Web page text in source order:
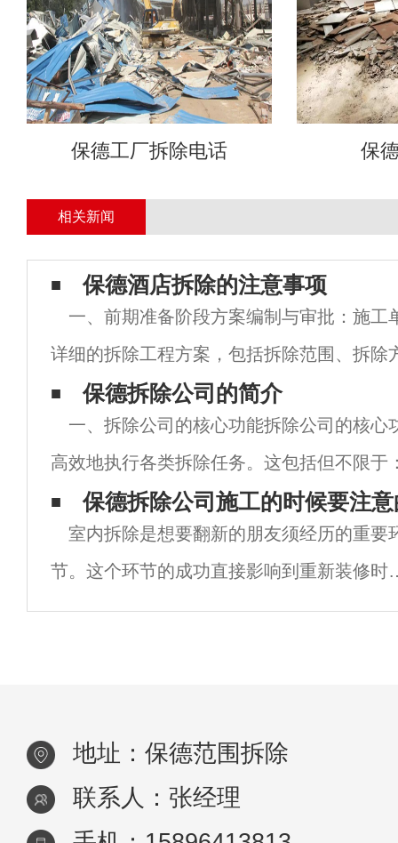
保德工厂拆除电话 保
相关新闻
保德酒店拆除的注意事项
一、前期准备阶段方案编制与审批：施工
详细的拆除工程方案，包括拆除范围、拆除
骤、安全预防措施、环境保护措施等。方案
法规和安全、环保要求，并经过相关部门的
保德拆除公司的简介
一、拆除公司的核心功能拆除公司的核心
高效地执行各类拆除任务。这包括但不限于
对老旧住宅、商业楼宇、工业厂房等不同类
拆除。基础设施拆除：如桥梁、道路、管道
保德拆除公司施工的时候要注
室内拆除是想要翻新的朋友须经历的重要
节。这个环节的成功直接影响到重新装修时
所有功能.保德拆除公司是专门为想从零开始
地址：保德范围拆除
联系人：张经理